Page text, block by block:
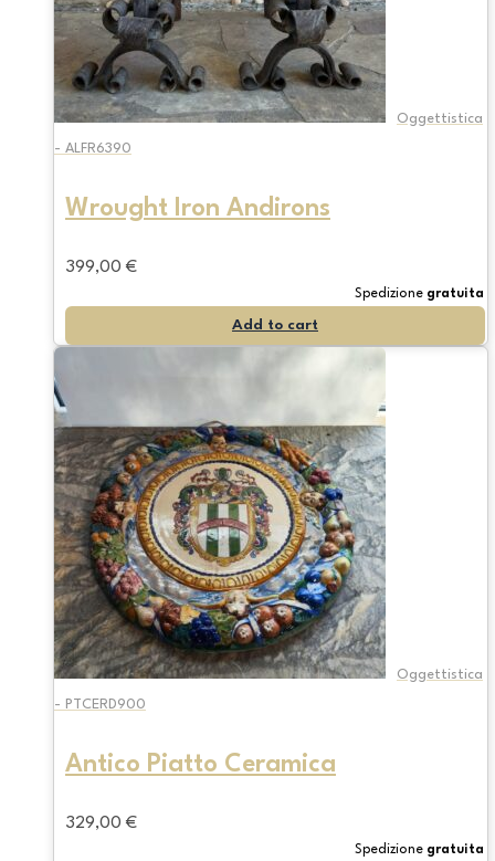
Oggettistica
- ALFR6390
Wrought Iron Andirons
399,00 €
Spedizione gratuita
Add to cart
Oggettistica
- PTCERD900
Antico Piatto Ceramica
329,00 €
Spedizione gratuita